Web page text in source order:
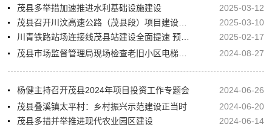
茂县多举措加速推进水利基础设施建设
2025-03-12
2025-03-10
2025-02-17
2024-08-27
杨健主持召开茂县2024年项目投资工作专题会
2024-06-26
茂县叠溪镇太平村：乡村振兴示范建设正当时
2024-06-20
茂县多措并举推进现代农业园区建设
2024-06-14